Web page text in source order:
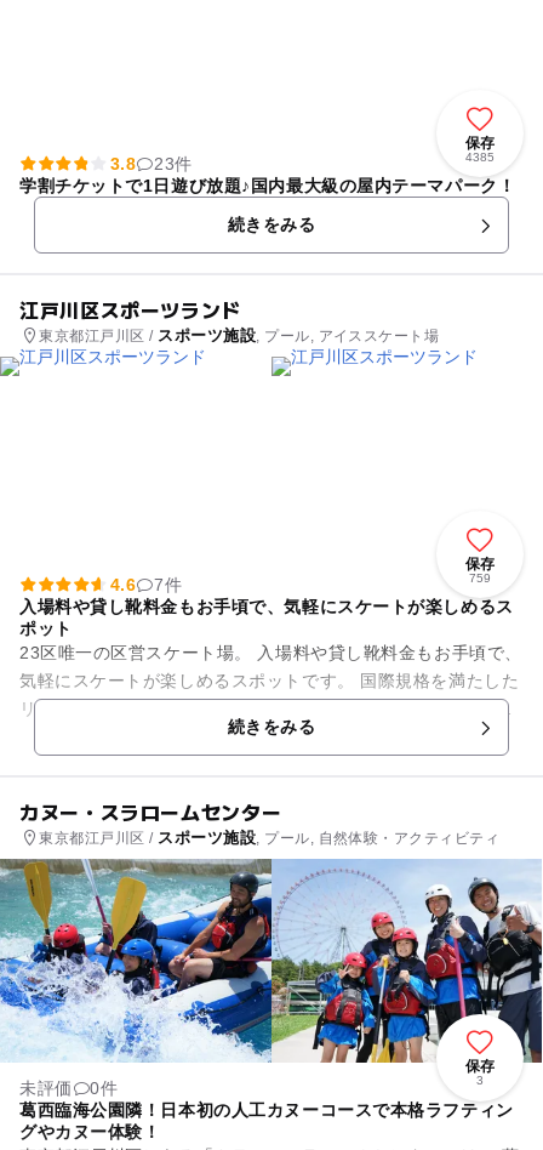
保存
4385
3.8
23件
学割チケットで1日遊び放題♪国内最大級の屋内テーマパーク！
続きをみる
江戸川区スポーツランド
東京都江戸川区 / スポーツ施設, プール, アイススケート場
保存
759
4.6
7件
入場料や貸し靴料金もお手頃で、気軽にスケートが楽しめるス
ポット
23区唯一の区営スケート場。 入場料や貸し靴料金もお手頃で、
気軽にスケートが楽しめるスポットです。 国際規格を満たした
リンクは広々としていて気持ちよく滑走することができます。
続きをみる
カヌー・スラロームセンター
東京都江戸川区 / スポーツ施設, プール, 自然体験・アクティビティ
保存
3
未評価
0件
葛西臨海公園隣！日本初の人工カヌーコースで本格ラフティン
グやカヌー体験！